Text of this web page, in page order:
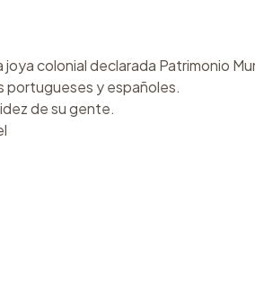
colonial declarada Patrimonio
portugueses y españoles.
de su gente.